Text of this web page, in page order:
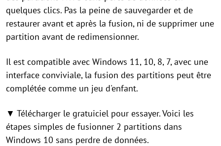
quelques clics. Pas la peine de sauvegarder et de
restaurer avant et après la fusion, ni de supprimer une
partition avant de redimensionner.
Il est compatible avec Windows 11, 10, 8, 7, avec une
interface conviviale, la fusion des partitions peut être
complétée comme un jeu d'enfant.
▼ Télécharger le gratuiciel pour essayer. Voici les
étapes simples de fusionner 2 partitions dans
Windows 10 sans perdre de données.